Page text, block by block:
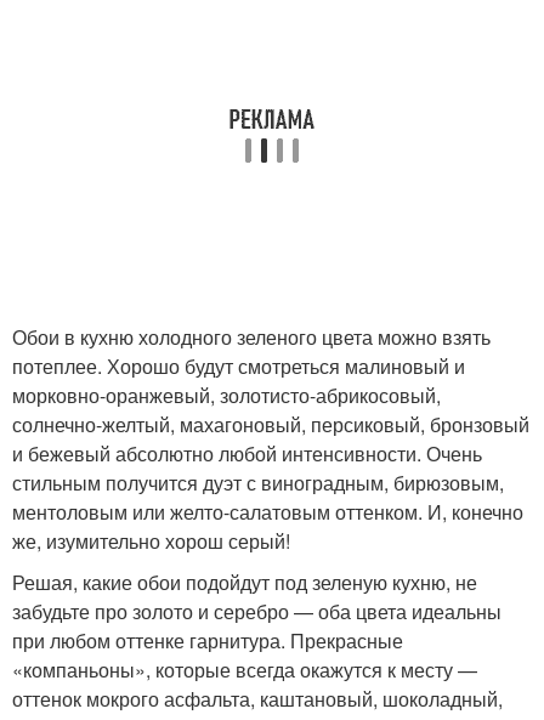
Обои в кухню холодного зеленого цвета можно взять
потеплее. Хорошо будут смотреться малиновый и
морковно-оранжевый, золотисто-абрикосовый,
солнечно-желтый, махагоновый, персиковый, бронзовый
и бежевый абсолютно любой интенсивности. Очень
стильным получится дуэт с виноградным, бирюзовым,
ментоловым или желто-салатовым оттенком. И, конечно
же, изумительно хорош серый!
Решая, какие обои подойдут под зеленую кухню, не
забудьте про золото и серебро — оба цвета идеальны
при любом оттенке гарнитура. Прекрасные
«компаньоны», которые всегда окажутся к месту —
оттенок мокрого асфальта, каштановый, шоколадный,